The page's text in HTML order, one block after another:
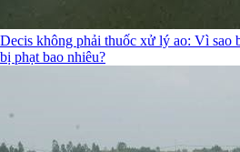
Decis không phải thuốc xử lý ao: Vì sao
bị phạt bao nhiêu?